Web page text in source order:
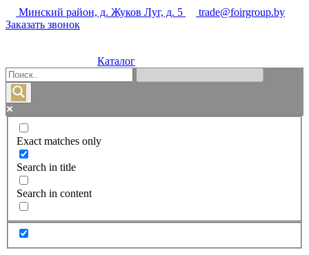
Минский район, д. Жуков Луг, д. 5
trade@foirgroup.by
Заказать звонок
Каталог
Exact matches only
Search in title
Search in content